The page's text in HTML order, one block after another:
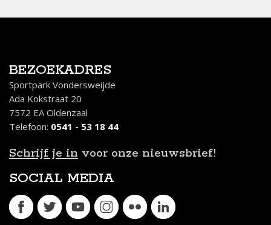
BEZOEKADRES
Sportpark Vondersweijde
Ada Kokstraat 20
7572 EA Oldenzaal
Telefoon: 0541 - 53 18 44
Schrijf je in voor onze nieuwsbrief!
SOCIAL MEDIA